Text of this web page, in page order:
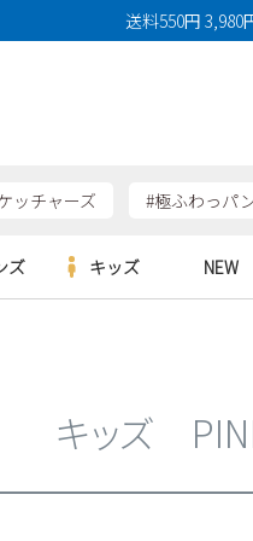
送料550円 3,980
ッチャーズ #極ふわっパ
シューズ
moz
new
ズ
ワークシューズ
ブーツ
ウェア
キッズ NEW
ダーバッグキッズ